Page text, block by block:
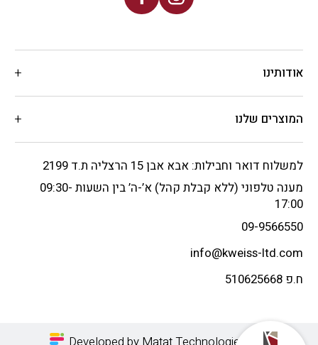
אודותינו
המוצרים שלנו
למשלוח דואר וחבילות: אבא אבן 15 הרצליה ת.ד 2199
מענה טלפוני (ללא קבלת קהל) א’-ה’ בין השעות 09:30-
17:00
09-9566550
info@kweiss-ltd.com
ח.פ 510625668